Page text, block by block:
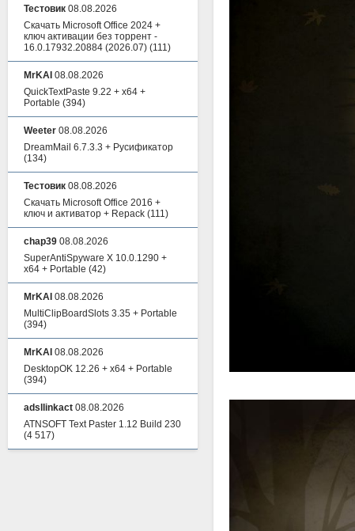
Тестовик 08.08.2026
Скачать Microsoft Office 2024 +
ключ активации без торрент -
16.0.17932.20884 (2026.07) (111)
MrKAI 08.08.2026
QuickTextPaste 9.22 + x64 +
Portable (394)
Weeter 08.08.2026
DreamMail 6.7.3.3 + Русификатор
(134)
Тестовик 08.08.2026
Скачать Microsoft Office 2016 +
ключ и активатор + Repack (111)
chap39 08.08.2026
SuperAntiSpyware X 10.0.1290 +
x64 + Portable (42)
MrKAI 08.08.2026
MultiClipBoardSlots 3.35 + Portable
(394)
MrKAI 08.08.2026
DesktopOK 12.26 + x64 + Portable
(394)
adsllinkact 08.08.2026
ATNSOFT Text Paster 1.12 Build 230
(4 517)